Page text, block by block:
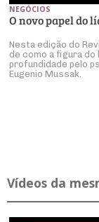
NEGÓCIOS
O novo papel do
Nesta edição do
de como a figura do
profundidade pelo
Eugenio Mussak.
Ví­deos da